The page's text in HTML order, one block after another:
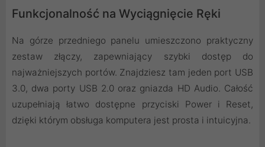
Funkcjonalność na Wyciągnięcie Ręki
Na górze przedniego panelu umieszczono praktyczny
zestaw złączy, zapewniający szybki dostęp do
najważniejszych portów. Znajdziesz tam jeden port USB
3.0, dwa porty USB 2.0 oraz gniazda HD Audio. Całość
uzupełniają łatwo dostępne przyciski Power i Reset,
dzięki którym obsługa komputera jest prosta i intuicyjna.